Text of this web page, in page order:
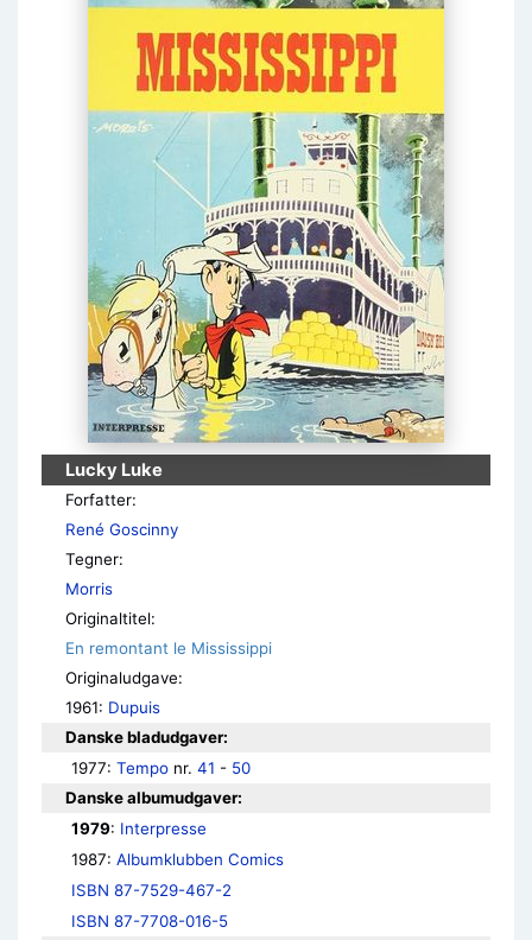
Lucky Luke
Forfatter:
René Goscinny
Tegner:
Morris
Originaltitel:
En remontant le Mississippi
Originaludgave:
1961: Dupuis
Danske bladudgaver:
1977: Tempo nr. 41 - 50
Danske albumudgaver:
1979: Interpresse
1987: Albumklubben Comics
ISBN 87-7529-467-2
ISBN 87-7708-016-5